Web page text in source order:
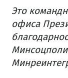
Это
офиса